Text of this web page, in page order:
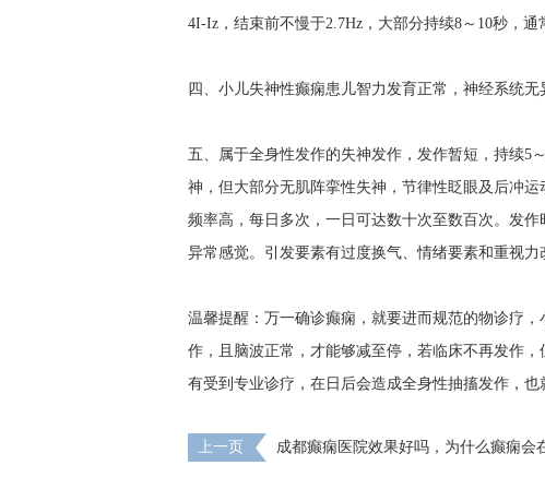
4I-Iz，结束前不慢于2.7Hz，大部分持续8～10秒，通
四、小儿失神性癫痫患儿智力发育正常，神经系统
五、属于全身性发作的失神发作，发作暂短，持续5
神，但大部分无肌阵挛性失神，节律性眨眼及后冲
频率高，每日多次，一日可达数十次至数百次。发
异常感觉。引发要素有过度换气、情绪要素和重视力
温馨提醒：万一确诊癫痫，就要进而规范的物诊疗
作，且脑波正常，才能够减至停，若临床不再发作
有受到专业诊疗，在日后会造成全身性抽搐发作，也
上一页
成都癫痫医院效果好吗，为什么癫痫会